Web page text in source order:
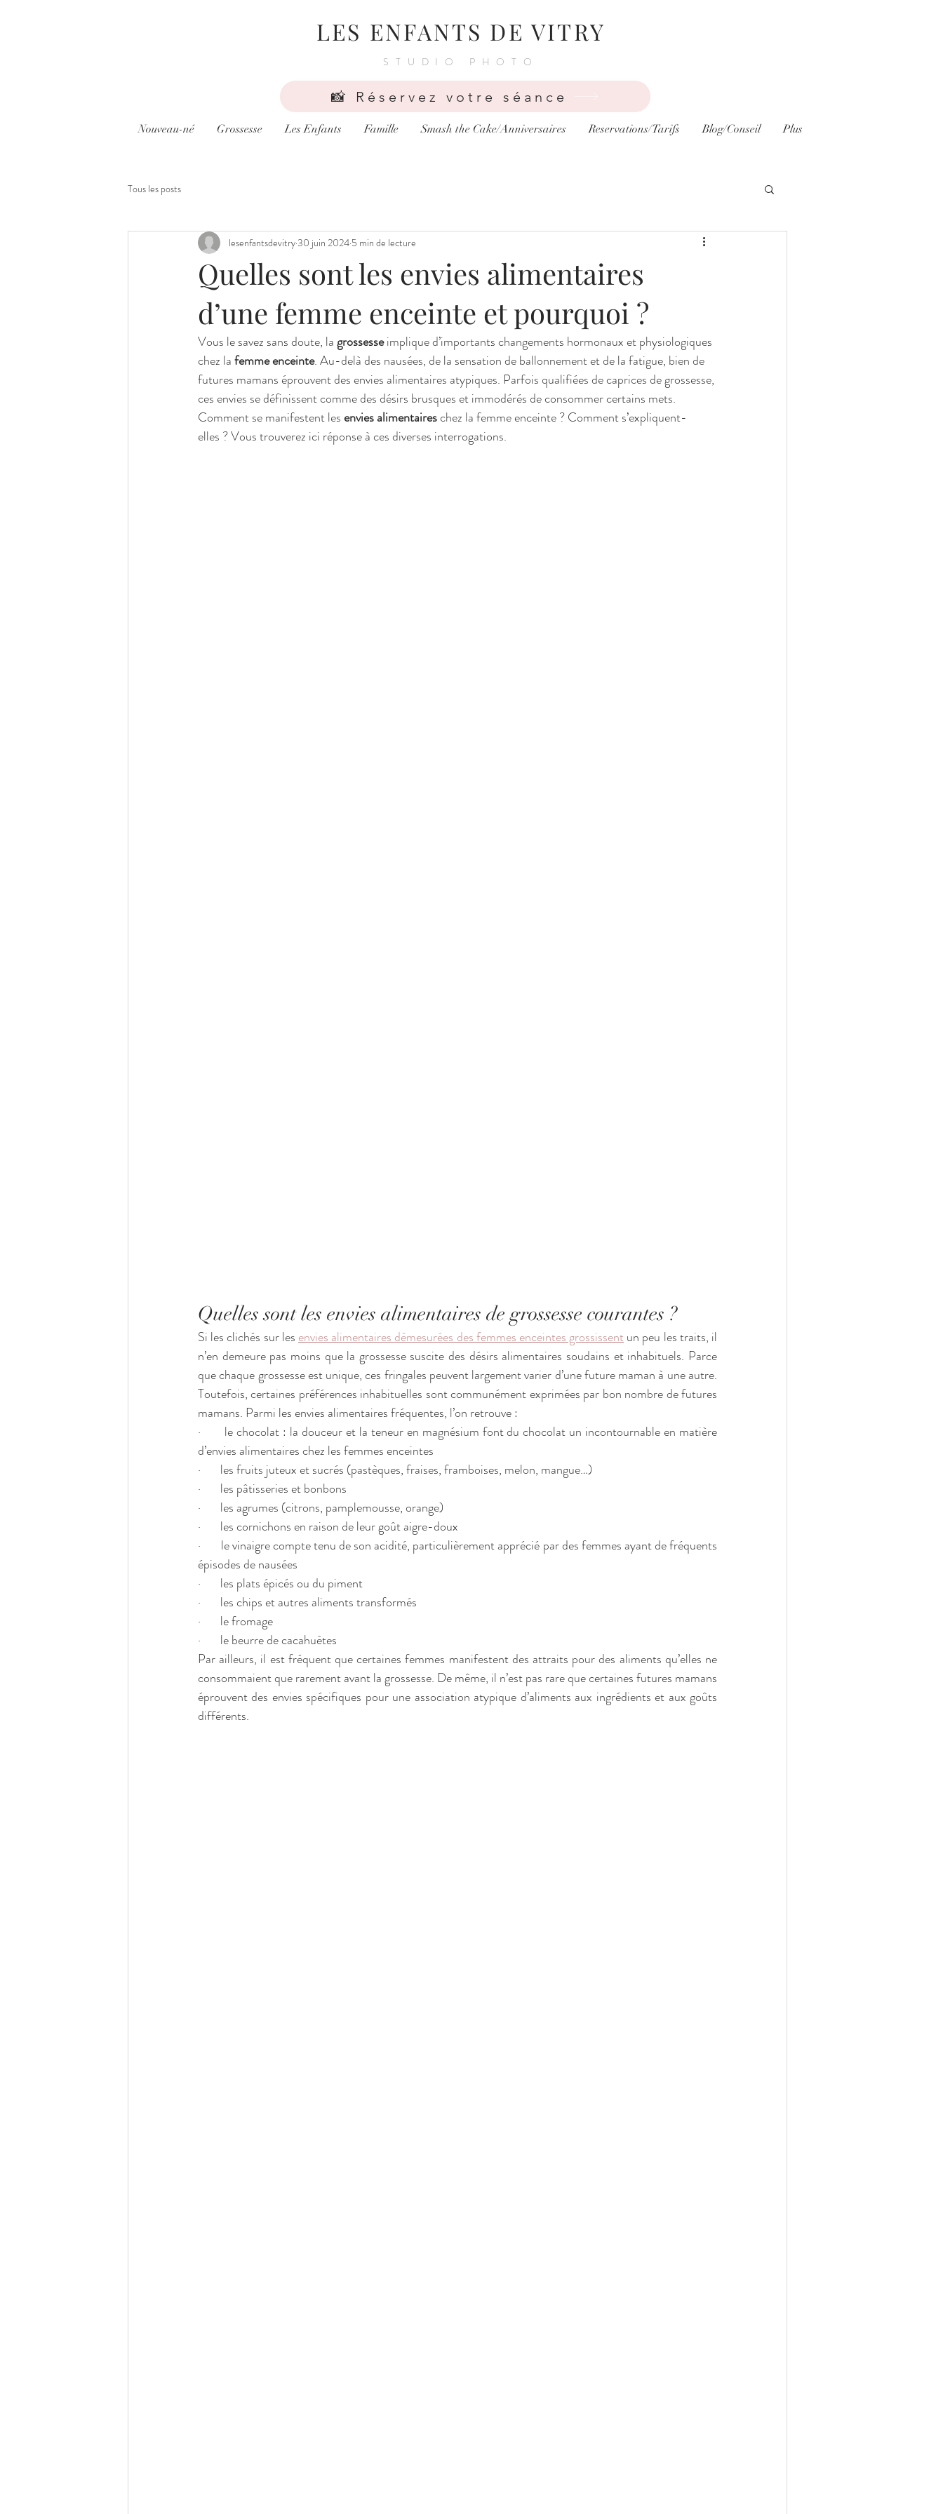
LES ENFANTS DE VITRY
STUDIO PHOTO
📸 Réservez votre séance
Nouveau-né Grossesse Les Enfants Famille Smash the Cake/Anniversaires Reservations/Tarifs Blog/Conseil Plus
Tous les posts
Quelles sont les envies alimentaires
d’une femme enceinte et pourquoi ?
lesenfantsdevitry30 juin 2024 5 min de lecture
Vous le savez sans doute, la grossesse implique d’importants changements hormonaux et physiologiques
chez la femme enceinte. Au-delà des nausées, de la sensation de ballonnement et de la fatigue, bien de
futures mamans éprouvent des envies alimentaires atypiques. Parfois qualifiées de caprices de grossesse,
ces envies se définissent comme des désirs brusques et immodérés de consommer certains mets.
Comment se manifestent les envies alimentaires chez la femme enceinte ? Comment s’expliquent-
elles ? Vous trouverez ici réponse à ces diverses interrogations.
Quelles sont les envies alimentaires de grossesse courantes ?
Si les clichés sur les envies alimentaires démesurées des femmes enceintes grossissent un peu les traits, il
n’en demeure pas moins que la grossesse suscite des désirs alimentaires soudains et inhabituels. Parce
que chaque grossesse est unique, ces fringales peuvent largement varier d’une future maman à une autre.
Toutefois, certaines préférences inhabituelles sont communément exprimées par bon nombre de futures
mamans. Parmi les envies alimentaires fréquentes, l’on retrouve :
·       le chocolat : la douceur et la teneur en magnésium font du chocolat un incontournable en matière
d’envies alimentaires chez les femmes enceintes
·       les fruits juteux et sucrés (pastèques, fraises, framboises, melon, mangue…)
·       les pâtisseries et bonbons
·       les agrumes (citrons, pamplemousse, orange)
·       les cornichons en raison de leur goût aigre-doux
·       le vinaigre compte tenu de son acidité, particulièrement apprécié par des femmes ayant de fréquents
épisodes de nausées
·       les plats épicés ou du piment
·       les chips et autres aliments transformés
·       le fromage
·       le beurre de cacahuètes
Par ailleurs, il est fréquent que certaines femmes manifestent des attraits pour des aliments qu’elles ne
consommaient que rarement avant la grossesse. De même, il n’est pas rare que certaines futures mamans
éprouvent des envies spécifiques pour une association atypique d’aliments aux ingrédients et aux goûts
différents.